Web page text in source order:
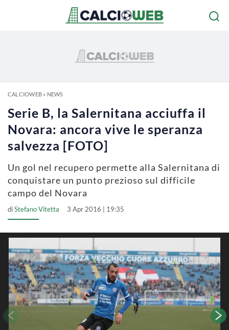
CALCIOWEB» NEWS
Serie B, la Salernitana acciuffa il
Novara: ancora vive le speranza
salvezza [FOTO]
Un gol nel recupero permette alla Salernitana di
conquistare un punto prezioso sul difficile
campo del Novara
diStefano Vitetta 3 Apr 2016 | 19:35